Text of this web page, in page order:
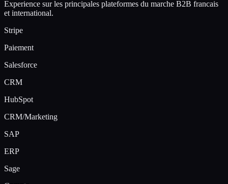
Experience sur les principales plateformes du marche B2B francais
et international.
Stripe
Paiement
Salesforce
CRM
HubSpot
CRM/Marketing
SAP
ERP
Sage